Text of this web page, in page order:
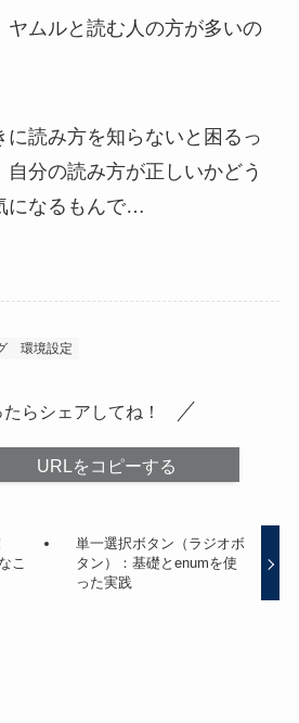
ヤムルと読む人の方が多いの
に読み方を知らないと困るっ
分の読み方が正しいかどう
になるもんで…
環境設定
たらシェアしてね！
URLをコピーする
こ
単一選択ボタン（ラジオボ
タン）：基礎とenumを使
った実践